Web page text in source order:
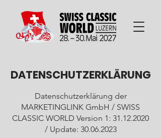
DATENSCHUTZERKLÄRUNG
Datenschutzerklärung der
MARKETINGLINK GmbH / SWISS
CLASSIC WORLD Version 1: 31.12.2020
/ Update: 30.06.2023